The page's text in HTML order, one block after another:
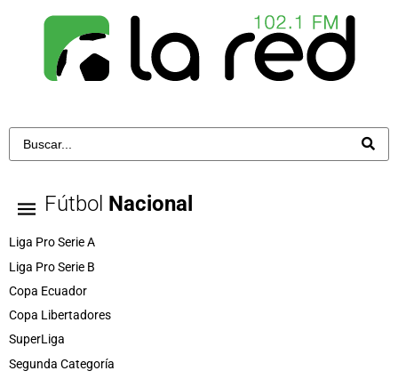
Fútbol Nacional
Liga Pro Serie A
Liga Pro Serie B
Copa Ecuador
Copa Libertadores
SuperLiga
Segunda Categoría